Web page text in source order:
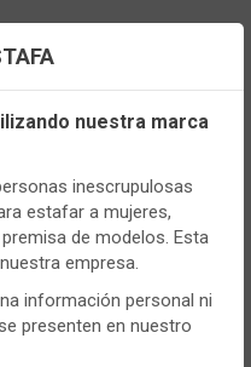
CONT
de sesión o
manera segura nuestra
medir y obtener datos de
el contenido a tus
de cookies a tu gusto.
nuestra
nuestra marca
inescrupulosas
estafar a mujeres,
de modelos. Esta
empresa.
información personal ni
presenten en nuestro